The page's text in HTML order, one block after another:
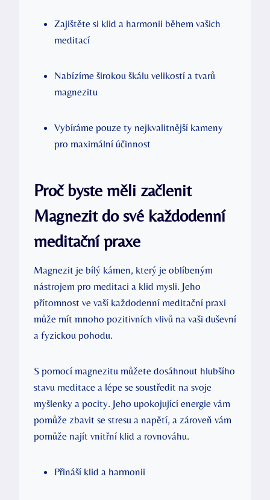
Zajištěte si klid a harmonii během vašich
meditací
Nabízíme širokou škálu velikostí a tvarů
magnezitu
Vybíráme pouze ty nejkvalitnější kameny
pro maximální účinnost
Proč byste měli začlenit
Magnezit do své každodenní
meditační praxe
Magnezit je bílý kámen, který je oblíbeným
nástrojem pro meditaci a klid mysli. Jeho
přítomnost ve vaší každodenní meditační praxi
může mít mnoho pozitivních vlivů na vaši duševní
a fyzickou pohodu.
S pomocí magnezitu můžete dosáhnout hlubšího
stavu meditace a lépe se soustředit na svoje
myšlenky a pocity. Jeho upokojující energie vám
pomůže zbavit se stresu a napětí, a zároveň vám
pomůže najít vnitřní klid a rovnováhu.
Přináší klid a harmonii